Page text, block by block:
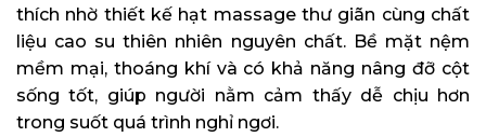
thích nhờ thiết kế hạt massage thư giãn cùng chất
liệu cao su thiên nhiên nguyên chất. Bề mặt nệm
mềm mại, thoáng khí và có khả năng nâng đỡ cột
sống tốt, giúp người nằm cảm thấy dễ chịu hơn
trong suốt quá trình nghỉ ngơi.